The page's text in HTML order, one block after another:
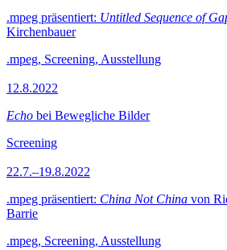
.mpeg präsentiert: Untitled Sequence of
Kirchenbauer
.mpeg, Screening, Ausstellung
12.8.2022
Echo bei Bewegliche Bilder
Screening
22.7.–19.8.2022
.mpeg präsentiert: China Not China von
Barrie
.mpeg, Screening, Ausstellung